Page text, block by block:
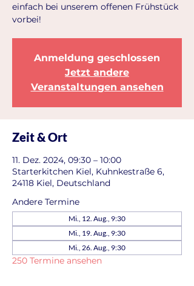
einfach bei unserem offenen Frühstück
vorbei!
Anmeldung geschlossen
Jetzt andere
Veranstaltungen ansehen
Zeit & Ort
11. Dez. 2024, 09:30 – 10:00
Starterkitchen Kiel, Kuhnkestraße 6,
24118 Kiel, Deutschland
Andere Termine
Mi., 12. Aug., 9:30
Mi., 19. Aug., 9:30
Mi., 26. Aug., 9:30
250 Termine ansehen